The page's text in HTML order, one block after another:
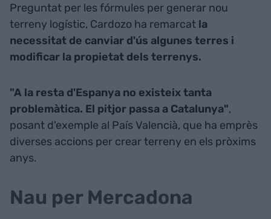
Preguntat per les fórmules per generar nou
terreny logístic, Cardozo ha remarcat la
necessitat de canviar d'ús algunes terres i
modificar la propietat dels terrenys.
"A la resta d'Espanya no existeix tanta
problemàtica. El pitjor passa a Catalunya",
posant d'exemple al País Valencià, que ha emprès
diverses accions per crear terreny en els pròxims
anys.
Nau per Mercadona